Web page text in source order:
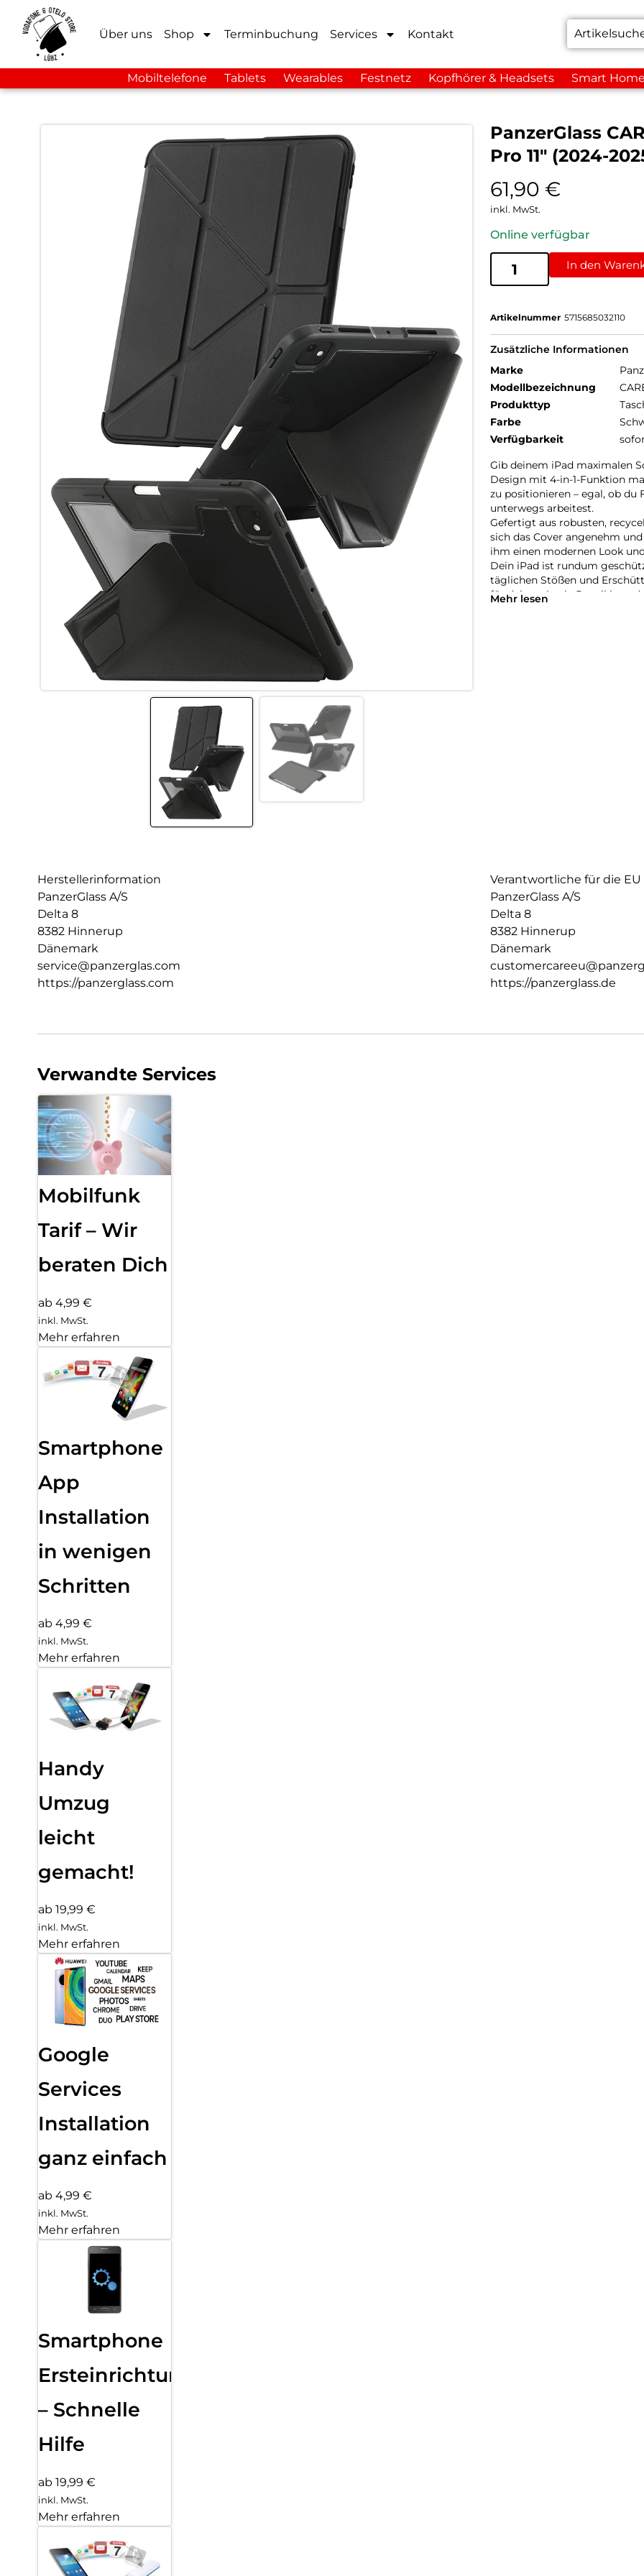
Über uns Shop Terminbuchung Services Kontakt
Mobiltelefone Tablets Wearables Festnetz Kopfhörer & Headsets Smart Home
PanzerGlass
Pro 11″ (2024-
61,90 €
inkl. MwSt.
Online verfügbar
In den
Artikelnummer 5715685032110
Zusätzliche Informationen
Marke
Modellbezeichnung
Produkttyp
Farbe
Verfügbarkeit
Gib deinem iPad maximalen
Design mit 4-in-1-Funktion
zu positionieren – egal, ob du
unterwegs arbeitest.
Gefertigt aus robusten,
sich das Cover angenehm
ihm einen modernen Look
Dein iPad ist rundum
täglichen Stößen und
für deinen Apple Pencil hast
Mehr lesen
Herstellerinformation
PanzerGlass A/S
Delta 8
8382 Hinnerup
Dänemark
service@panzerglas.com
https://panzerglass.com
Verantwortliche für die EU
PanzerGlass A/S
Delta 8
8382 Hinnerup
Dänemark
https://panzerglass.de
Verwandte Services
Mobilfunk
Tarif – Wir
beraten Dich
ab 4,99 €
inkl. MwSt.
Mehr erfahren
Smartphone
App
Installation
in wenigen
Schritten
ab 4,99 €
inkl. MwSt.
Mehr erfahren
Handy
Umzug
leicht
gemacht!
ab 19,99 €
inkl. MwSt.
Mehr erfahren
Google
Services
Installation
ganz einfach
ab 4,99 €
inkl. MwSt.
Mehr erfahren
Smartphone
Ersteinrichtung
– Schnelle
Hilfe
ab 19,99 €
inkl. MwSt.
Mehr erfahren